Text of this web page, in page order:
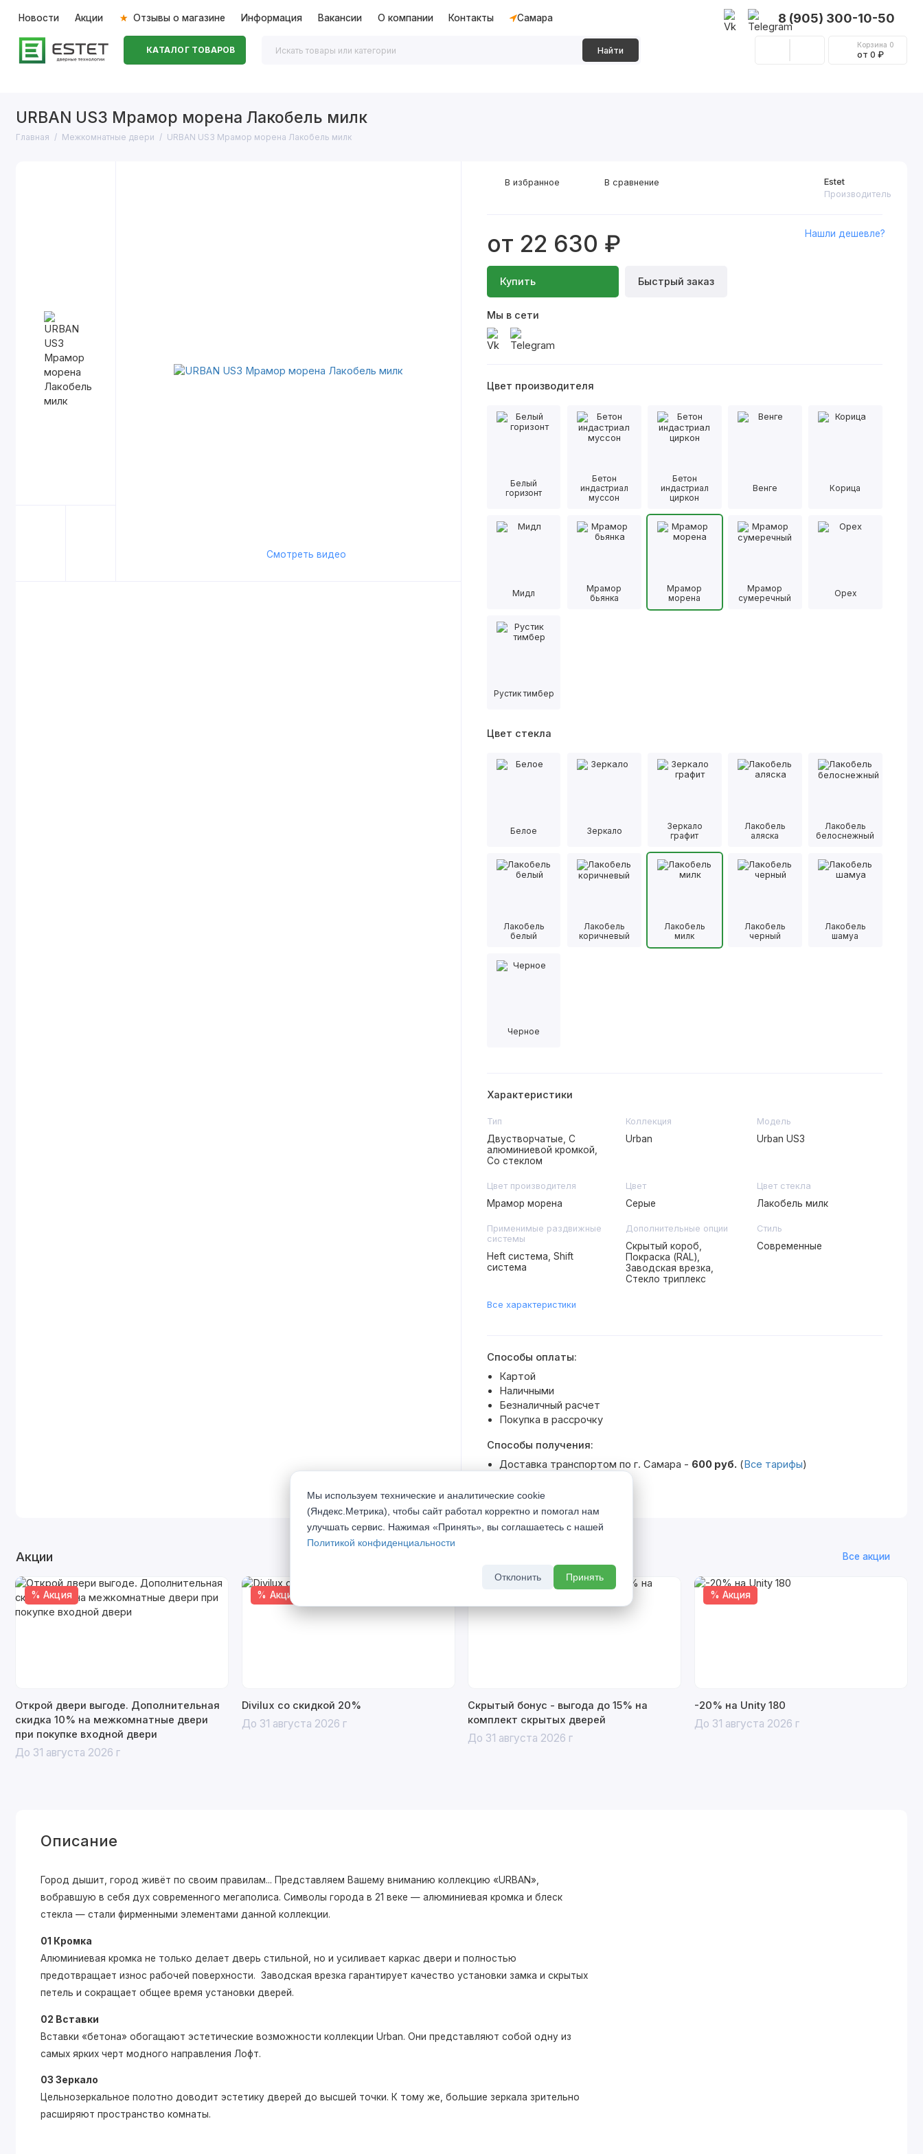
Новости Акции Отзывы о магазине Информация Вакансии О компании Контакты Самара 8 (905) 300-10-50
КАТАЛОГ ТОВАРОВ Найти
Корзина 0
от 0 ₽
URBAN US3 Мрамор морена Лакобель милк
Главная Межкомнатные двери URBAN US3 Мрамор морена Лакобель милк
Смотреть видео
Estet
Производитель
от 22 630 ₽
Купить Быстрый заказ
Нашли дешевле?
Мы в сети
В избранное В сравнение
Цвет производителя
Белый
горизонт
Бетон
индастриал
муссон
Бетон
индастриал
циркон
Венге Корица
Мидл
Мрамор
бьянка
Мрамор
морена
Мрамор
сумеречный
Орех
Рустик тимбер
Цвет стекла
Белое Зеркало
Зеркало
графит
Лакобель
аляска
Лакобель
белоснежный
Лакобель
белый
Лакобель
коричневый
Лакобель
милк
Лакобель
черный
Лакобель
шамуа
Черное
Характеристики
Тип
Двустворчатые, С
алюминиевой кромкой,
Со стеклом
Коллекция
Urban
Модель
Urban US3
Цвет производителя
Мрамор морена
Цвет
Серые
Цвет стекла
Лакобель милк
Применимые раздвижные
системы
Heft система, Shift
система
Дополнительные опции
Скрытый короб,
Покраска (RAL),
Заводская врезка,
Стекло триплекс
Стиль
Современные
Все характеристики
Способы оплаты:
Картой
Наличными
Безналичный расчет
Покупка в рассрочку
Способы получения:
Доставка транспортом по г. Самара - 600 руб. (Все тарифы)
Акции Все акции
% Акция
Открой двери выгоде. Дополнительная
скидка 10% на межкомнатные двери
при покупке входной двери
До 31 августа 2026 г
% Акция
Divilux со скидкой 20%
До 31 августа 2026 г
Скрытый бонус - выгода до 15% на
комплект скрытых дверей
До 31 августа 2026 г
% Акция
-20% на Unity 180
До 31 августа 2026 г
Описание
Город дышит, город живёт по своим правилам... Представляем Вашему вниманию коллекцию «URBAN»,
вобравшую в себя дух современного мегаполиса. Символы города в 21 веке — алюминиевая кромка и блеск
стекла — стали фирменными элементами данной коллекции.
01 Кромка
Алюминиевая кромка не только делает дверь стильной, но и усиливает каркас двери и полностью
предотвращает износ рабочей поверхности. Заводская врезка гарантирует качество установки замка и скрытых
петель и сокращает общее время установки дверей.
02 Вставки
Вставки «бетона» обогащают эстетические возможности коллекции Urban. Они представляют собой одну из
самых ярких черт модного направления Лофт.
03 Зеркало
Цельнозеркальное полотно доводит эстетику дверей до высшей точки. К тому же, большие зеркала зрительно
расширяют пространство комнаты.
Мы используем технические и аналитические cookie
(Яндекс.Метрика), чтобы сайт работал корректно и помогал нам
улучшать сервис. Нажимая «Принять», вы соглашаетесь с нашей
Политикой конфиденциальности
Отклонить Принять